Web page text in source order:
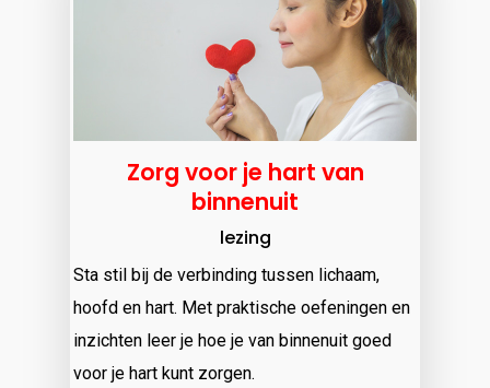
Zorg voor je hart van
binnenuit
lezing
Sta stil bij de verbinding tussen lichaam,
hoofd en hart. Met praktische oefeningen en
inzichten leer je hoe je van binnenuit goed
voor je hart kunt zorgen.